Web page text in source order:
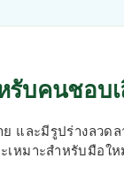
บคนชอบเ
และมีรูปร่างลวด
หมาะสำหรับมือให